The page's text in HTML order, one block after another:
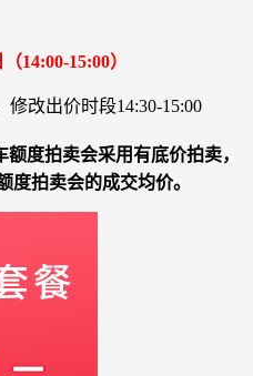
14:00-15:00）
修改出价时段14:30-15:00
度拍卖会采用有底价拍卖，
度拍卖会的成交均价。